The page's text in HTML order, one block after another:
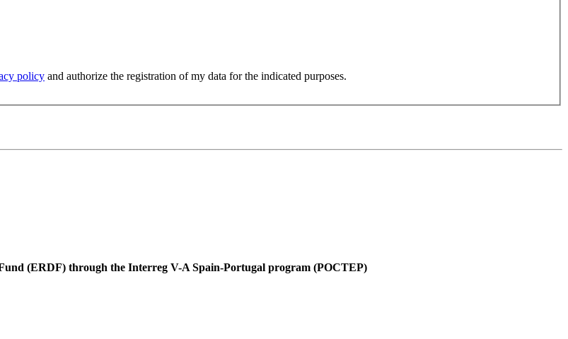
policy and authorize the registration of my data for the indicated purposes.
(ERDF) through the Interreg V-A Spain-Portugal program (POCTEP)